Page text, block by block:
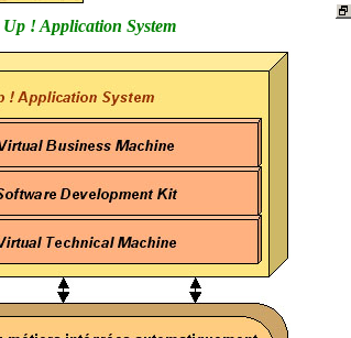
Up ! Application System